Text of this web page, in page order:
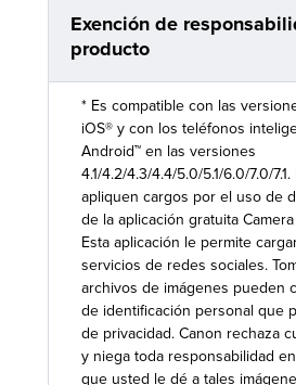
Exención de
producto
* Es compatible con las
iOS® y con los teléfonos
Android™ en las versiones
4.1/4.2/4.3/4.4/5.0/5.1/6.0/7.0/
apliquen cargos por el uso de
de la aplicación gratuita
Esta aplicación le permite
servicios de redes sociales.
archivos de imágenes pueden
de identificación personal que
de privacidad. Canon rechaza
y niega toda responsabilidad
que usted le dé a tales